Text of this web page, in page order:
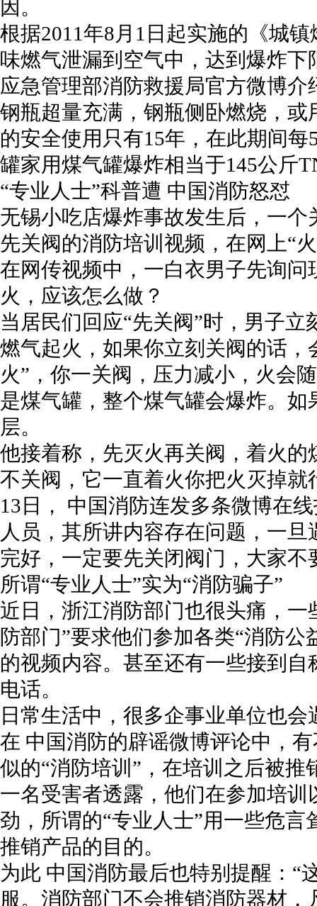
因。
根据2011年8月1日起实施的《城
味燃气泄漏到空气中，达到爆炸下
应急管理部消防救援局官方微博
钢瓶超量充满，钢瓶侧卧燃烧，
的安全使用只有15年，在此期间
罐家用煤气罐爆炸相当于145公斤
“专业人士”科普遭 中国消防怒怼
无锡小吃店爆炸事故发生后，一
先关阀的消防培训视频，在网上“
在网传视频中，一白衣男子先询
火，应该怎么做？
当居民们回应“先关阀”时，男子
燃气起火，如果你立刻关阀的话，
火”，你一关阀，压力减小，火会
是煤气罐，整个煤气罐会爆炸。
层。
他接着称，先灭火再关阀，着火
不关阀，它一直着火你把火灭掉就
13日， 中国消防连发多条微博在
人员，其所讲内容存在问题，一
完好，一定要先关闭阀门，大家不
所谓“专业人士”实为“消防骗子”
近日，浙江消防部门也很头痛，
防部门”要求他们参加各类“消防
的视频内容。甚至还有一些接到自
电话。
日常生活中，很多企事业单位也
在 中国消防的辟谣微博评论中，
似的“消防培训”，在培训之后被
一名受害者透露，他们在参加培
劲，所谓的“专业人士”用一些危
推销产品的目的。
为此 中国消防最后也特别提醒：“
服。消防部门不会推销消防器材